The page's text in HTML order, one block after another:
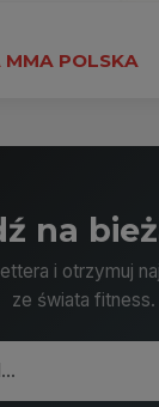
POLSKA
na
i otrzymuj
ze świata fitness.